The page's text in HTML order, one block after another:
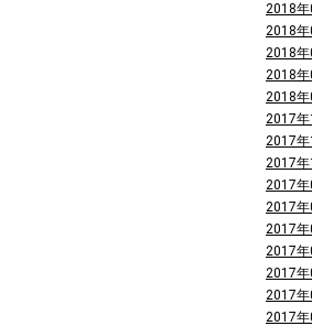
2018年
2018年
2018年
2018年
2018年
2017年
2017年
2017年
2017年
2017年
2017年
2017年
2017年
2017年
2017年